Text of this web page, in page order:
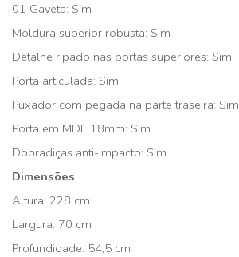
01 Gaveta: Sim
Moldura superior robusta: Sim
Detalhe ripado nas portas superiores: Sim
Porta articulada: Sim
Puxador com pegada na parte traseira: Sim
Porta em MDF 18mm: Sim
Dobradiças anti-impacto: Sim
Dimensões
Altura: 228 cm
Largura: 70 cm
Profundidade: 54,5 cm